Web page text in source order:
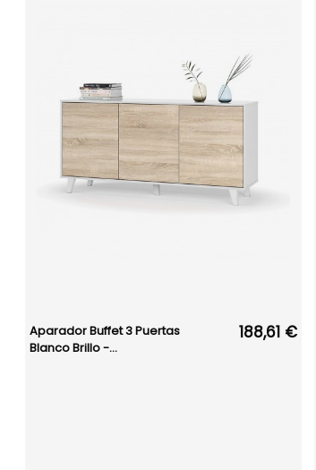
Aparador Buffet 3 Puertas
Blanco Brillo -...
188,61 €